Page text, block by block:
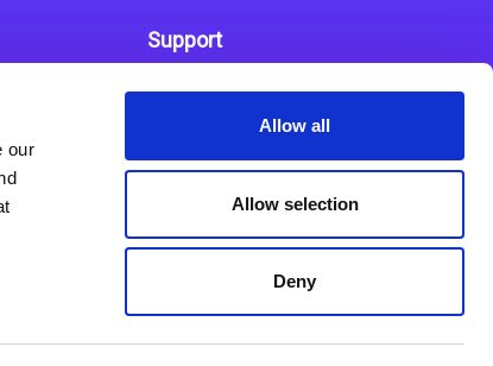
our
Allow all
Allow selection
Deny
Support
Kapcsolat